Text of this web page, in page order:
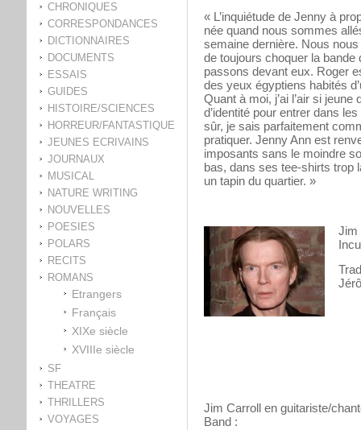
CHRONIQUES
CORRESPONDANCES
DICTIONNAIRES
DOCUMENTS
ESSAIS
GUIDES
HISTOIRE/SCIENCES
HORREUR/FANTASTIQUE
JEUNES ECRIVAINS
JOURNAUX
MUSICAL
NATURE WRITING
NOUVELLES
POESIES
POLARS
RECITS
ROMANS
Etrangers
Français
XIXe siècle
XVIIIe siècle
SF
THEATRE
THRILLERS
VOYAGES
« L’inquiétude de Jenny à
née quand nous sommes
semaine dernière. Nous
de toujours choquer la
passons devant eux. Roger
des yeux égyptiens habités
Quant à moi, j’ai l’air si
d’identité pour entrer dans
sûr, je sais parfaitement
pratiquer. Jenny Ann est
imposants sans le moindre
bas, dans ses tee-shirts trop
un tapin du quartier. »
Jim Carroll en guitariste/
Band :